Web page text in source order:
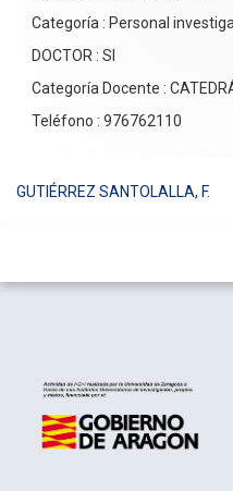
Categoría : Personal
DOCTOR : SI
Categoría Docente :
Teléfono : 976762110
entradas
GUTIÉRREZ SANTOLALLA, F.